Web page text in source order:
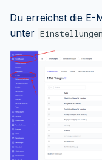
t
i
a
s
Variante duplizieren
Kopf- und Fußzeile
gestalten
Anhänge
Statische
anhängen
FAQ
Warteliste
Credits
Dozenten
FAQ
In Webseite
Einstellungen
Web-API
FAQ
Du erreichst die E-
unter